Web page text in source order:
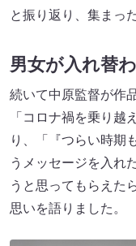
と振り返り、集まっ
男女が入れ替
続いて中原監督が作
「コロナ禍を乗り越
り、「『つらい時期
うメッセージを入れ
うと思ってもらえた
思いを語りました。